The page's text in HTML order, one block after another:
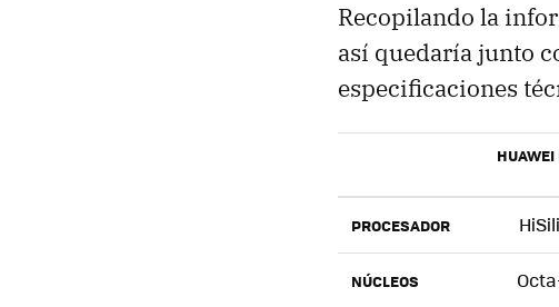
Recopilando la
así quedaría junto
especificaciones
HUAWEI
PROCESADOR
NÚCLEOS